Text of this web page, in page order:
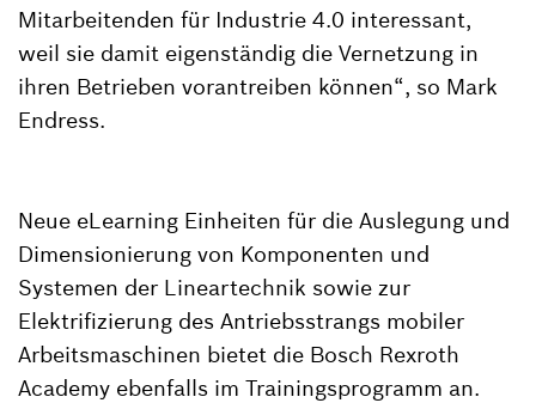
Mitarbeitenden für Industrie 4.0 interessant,
weil sie damit eigenständig die Vernetzung in
ihren Betrieben vorantreiben können“, so Mark
Endress.
Neue eLearning Einheiten für die Auslegung und
Dimensionierung von Komponenten und
Systemen der Lineartechnik sowie zur
Elektrifizierung des Antriebsstrangs mobiler
Arbeitsmaschinen bietet die Bosch Rexroth
Academy ebenfalls im Trainingsprogramm an.